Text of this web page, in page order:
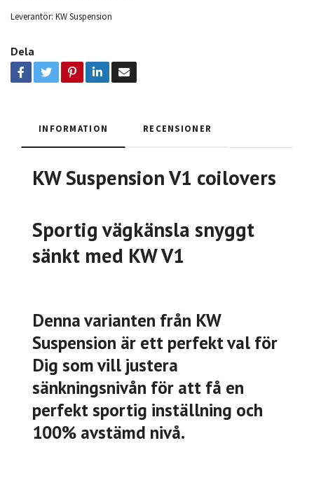
Leverantör: KW Suspension
Dela
INFORMATION RECENSIONER
KW Suspension V1 coilovers
Sportig vägkänsla snyggt
sänkt med KW V1
Denna varianten från KW
Suspension är ett perfekt val för
Dig som vill justera
sänkningsnivån för att få en
perfekt sportig inställning och
100% avstämd nivå.